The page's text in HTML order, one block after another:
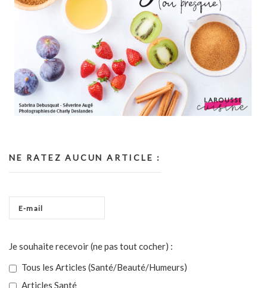
NE RATEZ AUCUN ARTICLE :
Je souhaite recevoir (ne pas tout cocher) :
Tous les Articles (Santé/Beauté/Humeurs)
Articles Santé